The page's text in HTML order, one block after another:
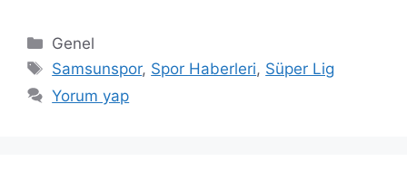
Kategoriler
Genel
Etiketler
Samsunspor, Spor Haberleri, Süper Lig
Yorum yap